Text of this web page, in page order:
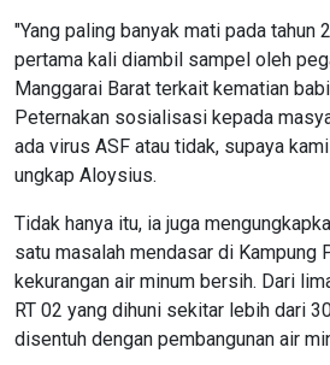
"Yang paling banyak mati pada tahun
pertama kali diambil sampel oleh
Manggarai Barat terkait kematian
Peternakan sosialisasi kepada
ada virus ASF atau tidak, supaya
ungkap Aloysius.
Tidak hanya itu, ia juga
satu masalah mendasar di Kampung
kekurangan air minum bersih. Dari
RT 02 yang dihuni sekitar lebih dari
disentuh dengan pembangunan air